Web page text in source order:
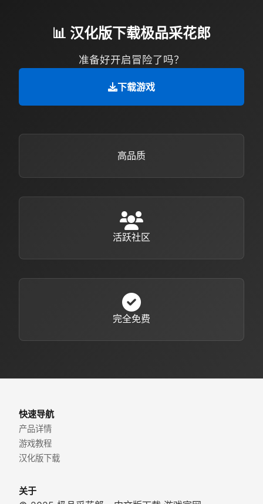
📊 汉化版下载极品采花郎
准备好开启冒险了吗？
下载游戏
高品质
活跃社区
完全免费
快速导航
产品详情
游戏教程
汉化版下载
关于